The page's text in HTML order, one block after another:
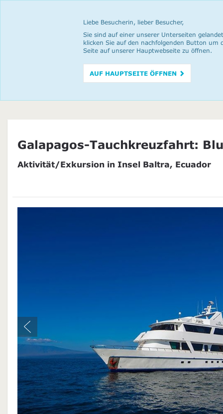
Liebe Besucherin, lieber Besucher,
Sie sind auf einer unserer Unterseiten
klicken Sie auf den nachfolgenden Button um
Seite auf unserer Hauptwebseite zu öffnen.
AUF HAUPTSEITE ÖFFNEN
Galapagos-Tauchkreuzfahrt:
Aktivität/Exkursion in Insel Baltra, Ecuador